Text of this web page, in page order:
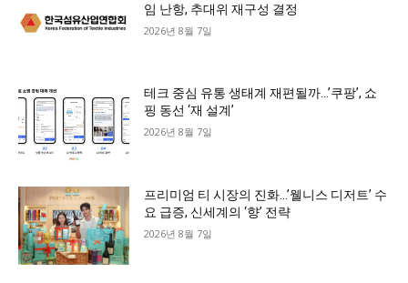
임 난항, 추대위 재구성 결정
2026년 8월 7일
테크 중심 유통 생태계 재편될까…’쿠팡’, 쇼
핑 동선 ‘재 설계’
2026년 8월 7일
프리미엄 티 시장의 진화…’웰니스 디저트’ 수
요 급증, 신세계의 ‘향’ 전략
2026년 8월 7일